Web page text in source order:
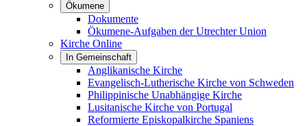
Ökumene
Dokumente
Ökumene-Aufgaben der Utrechter Union
Kirche Online
In Gemeinschaft
Anglikanische Kirche
Evangelisch-Lutherische Kirche von Schweden
Philippinische Unabhängige Kirche
Lusitanische Kirche von Portugal
Reformierte Episkopalkirche Spaniens